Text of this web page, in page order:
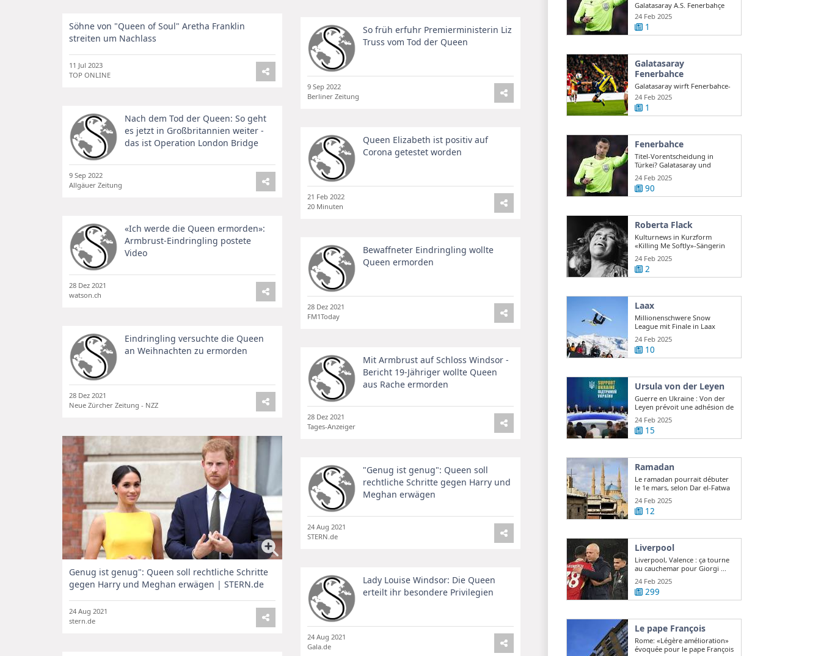
Söhne von "Queen of Soul" Aretha Franklin
streiten um Nachlass
11 Jul 2023
TOP ONLINE
So früh erfuhr Premierministerin Liz
Truss vom Tod der Queen
9 Sep 2022
Berliner Zeitung
Nach dem Tod der Queen: So geht
es jetzt in Großbritannien weiter -
das ist Operation London Bridge
9 Sep 2022
Allgäuer Zeitung
Queen Elizabeth ist positiv auf
Corona getestet worden
21 Feb 2022
20 Minuten
«Ich werde die Queen ermorden»:
Armbrust-Eindringling postete
Video
28 Dez 2021
watson.ch
Bewaffneter Eindringling wollte
Queen ermorden
28 Dez 2021
FM1Today
Eindringling versuchte die Queen
an Weihnachten zu ermorden
28 Dez 2021
Neue Zürcher Zeitung - NZZ
Mit Armbrust auf Schloss Windsor -
Bericht 19-Jähriger wollte Queen
aus Rache ermorden
28 Dez 2021
Tages-Anzeiger
Genug ist genug": Queen soll rechtliche Schritte
gegen Harry und Meghan erwägen | STERN.de
24 Aug 2021
stern.de
"Genug ist genug": Queen soll
rechtliche Schritte gegen Harry und
Meghan erwägen
24 Aug 2021
STERN.de
Lady Louise Windsor: Die Queen
erteilt ihr besondere Privilegien
24 Aug 2021
Gala.de
Galatasaray A.S. Fenerbahçe
A.S. en direct Süper Lig turque
...
24 Feb 2025
1
Galatasaray
Fenerbahce
Galatasaray wirft Fenerbahce-
Coach Mourinho Rassismus
vor
24 Feb 2025
1
Fenerbahce
Titel-Vorentscheidung in
Türkei? Galatasaray und
Fenerbahce ...
24 Feb 2025
90
Roberta Flack
Kulturnews in Kurzform
«Killing Me Softly»-Sängerin
Roberta Flack ...
24 Feb 2025
2
Laax
Millionenschwere Snow
League mit Finale in Laax
24 Feb 2025
10
Ursula von der Leyen
Guerre en Ukraine : Von der
Leyen prévoit une adhésion de
l ...
24 Feb 2025
15
Ramadan
Le ramadan pourrait débuter
le 1e mars, selon Dar el-Fatwa
24 Feb 2025
12
Liverpool
Liverpool, Valence : ça tourne
au cauchemar pour Giorgi ...
24 Feb 2025
299
Le pape François
Rome: «Légère amélioration»
évoquée pour le pape François